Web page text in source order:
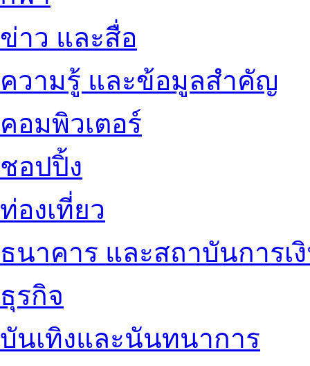
ข่าว และสื่อ
ความรู้ และข้อมูลสำคัญ
คอมพิวเตอร์
ชอปปิ้ง
ท่องเที่ยว
ธนาคาร และสถาบันการเ
ธุรกิจ
บันเทิงและนันทนาการ